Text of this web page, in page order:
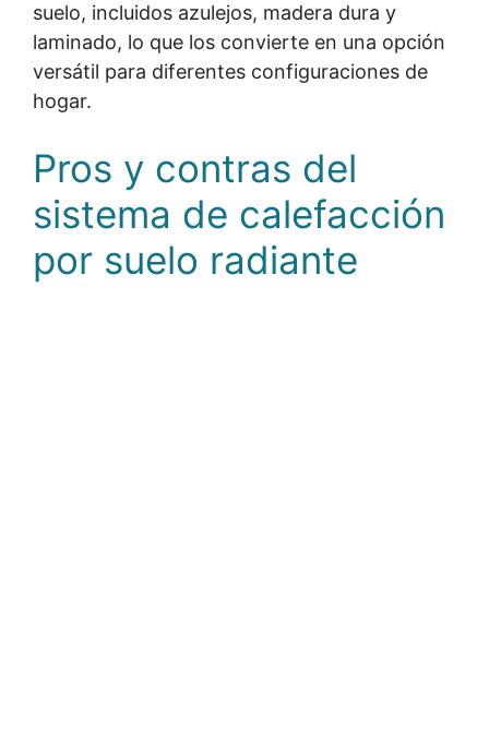
suelo, incluidos azulejos, madera dura y
laminado, lo que los convierte en una opción
versátil para diferentes configuraciones de
hogar.
Pros y contras del
sistema de calefacción
por suelo radiante